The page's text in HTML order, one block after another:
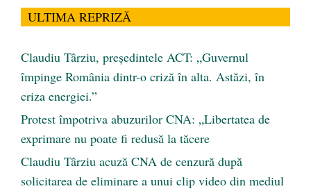
ULTIMA REPRIZĂ
Claudiu Târziu, președintele ACT: „Guvernul
împinge România dintr-o criză în alta. Astăzi, în
criza energiei.”
Protest împotriva abuzurilor CNA: „Libertatea de
exprimare nu poate fi redusă la tăcere
Claudiu Târziu acuză CNA de cenzură după
solicitarea de eliminare a unui clip video din mediul